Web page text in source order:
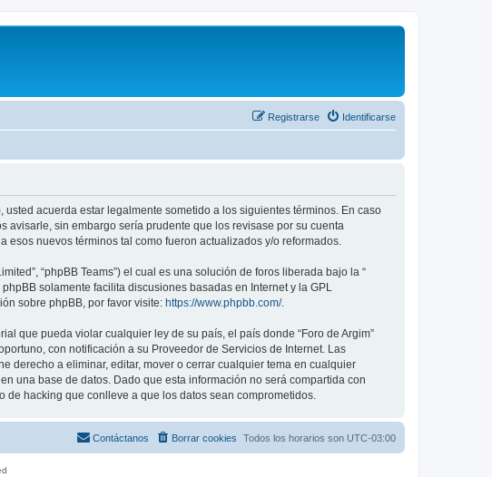
Identificarse
Registrarse
usted acuerda estar legalmente sometido a los siguientes términos. En caso
avisarle, sin embargo sería prudente que los revisase por su cuenta
nuevos términos tal como fueron actualizados y/o reformados.
“phpBB Teams”) el cual es una solución de foros liberada bajo la “
phpBB solamente facilita discusiones basadas en Internet y la GPL
sobre phpBB, por favor visite: https://www.phpbb.com/.
que pueda violar cualquier ley de su país, el país donde “Foro de Argim”
con notificación a su Proveedor de Servicios de Internet. Las
derecho a eliminar, editar, mover o cerrar cualquier tema en cualquier
una base de datos. Dado que esta información no será compartida con
hacking que conlleve a que los datos sean comprometidos.
Todos los horarios son UTC-03:00
Borrar cookies
Contáctanos